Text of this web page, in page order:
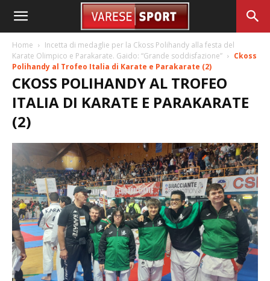
Home
Incetta di medaglie per la Ckoss Polihandy alla festa del
Karate Olimpico e Parakarate. Gaido: “Grande soddisfazione”
Ckoss
Polihandy al Trofeo Italia di Karate e Parakarate (2)
CKOSS POLIHANDY AL TROFEO
ITALIA DI KARATE E PARAKARATE
(2)